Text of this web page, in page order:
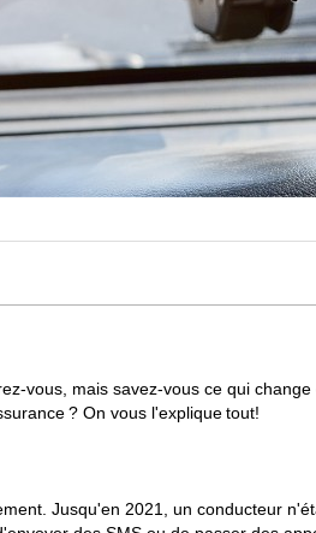
vous, mais savez-vous ce qui
? On vous l'explique tout!
Jusqu'en 2021, un conducteur